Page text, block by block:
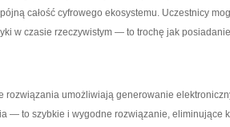
całość cyfrowego ekosystemu. Uczestnicy
w czasie rzeczywistym — to trochę jak
rozwiązania umożliwiają generowanie
— to szybkie i wygodne rozwiązanie, eliminujące